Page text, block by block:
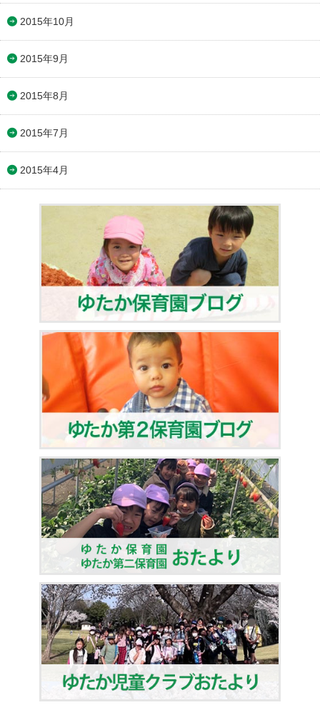
2015年10月
2015年9月
2015年8月
2015年7月
2015年4月